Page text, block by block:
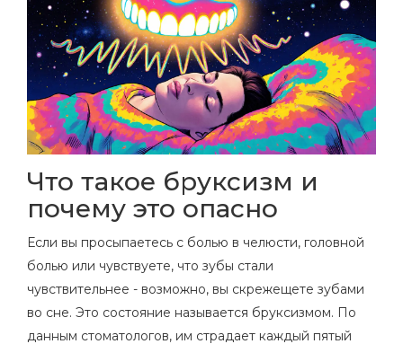
Что такое бруксизм и
почему это опасно
Если вы просыпаетесь с болью в челюсти, головной
болью или чувствуете, что зубы стали
чувствительнее - возможно, вы скрежещете зубами
во сне. Это состояние называется бруксизмом. По
данным стоматологов, им страдает каждый пятый